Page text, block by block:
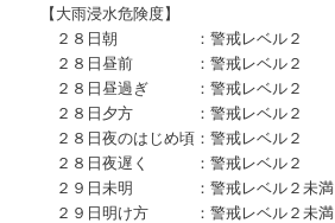
【大雨浸水危険度】
２８日朝 ：警戒レベル２
２８日昼前 ：警戒レベル２
２８日昼過ぎ ：警戒レベル２
２８日夕方 ：警戒レベル２
２８日夜のはじめ頃：警戒レベル２
２８日夜遅く ：警戒レベル２
２９日未明 ：警戒レベル２未満
２９日明け方 ：警戒レベル２未満